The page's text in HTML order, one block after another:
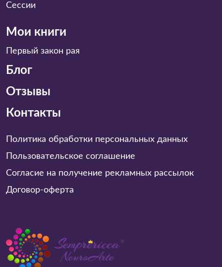
Сессии
Мои книги
Первый закон рая
Блог
Отзывы
Контакты
Политика обработки персональных данных
Пользовательское соглашение
Согласие на получение рекламных рассылок
Договор-оферта